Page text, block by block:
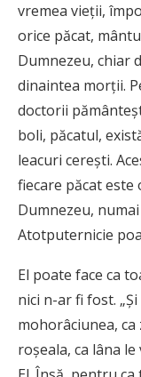
vremea vieții,
orice păcat,
Dumnezeu, chiar
dinaintea morții.
doctorii
boli, păcatul,
leacuri cerești.
fiecare păcat este
Dumnezeu,
Atotputernicie
El poate face ca
nici n-ar fi fost.
mohorâciunea, ca
roșeala, ca lâna